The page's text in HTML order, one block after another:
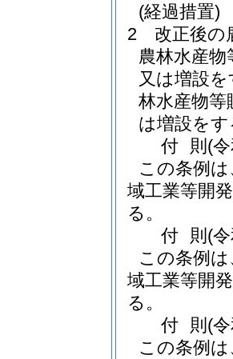
(経過措置)
2
改正後の
農林水産
又は増設
林水産物
は増設を
付 則 (
この条例
域工業等開
る。
付 則 (
この条例
域工業等開
る。
付 則 (
この条例